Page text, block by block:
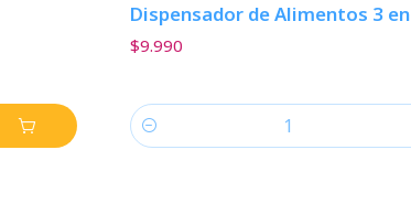
Dispensador de Alimentos 3
$9.990
Cantidad